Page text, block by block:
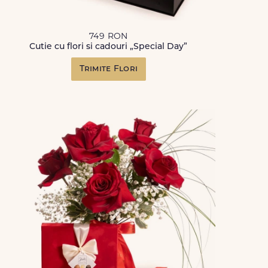
749 RON
Cutie cu flori si cadouri „Special Day”
Trimite Flori